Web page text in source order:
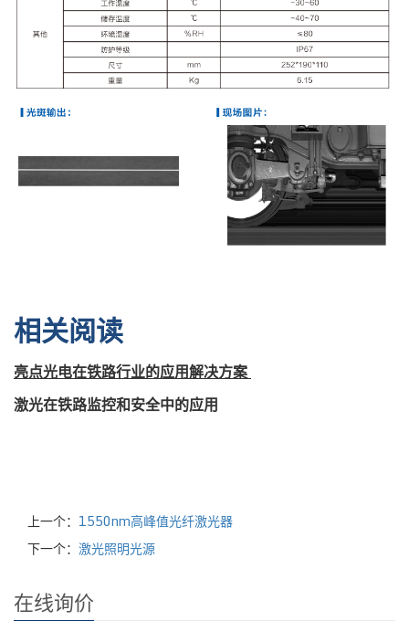
相关阅读
亮点光电在铁路行业的应用解决方案
激光在铁路监控和安全中的应用
上一个： 1550nm高峰值光纤激光器
下一个： 激光照明光源
在线询价